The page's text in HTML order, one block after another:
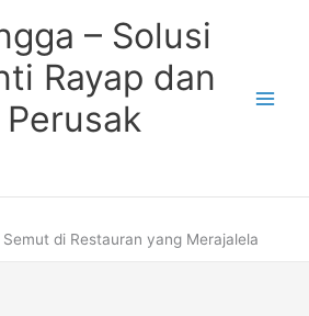
– Solusi
Rayap dan
di Restauran yang Merajalela